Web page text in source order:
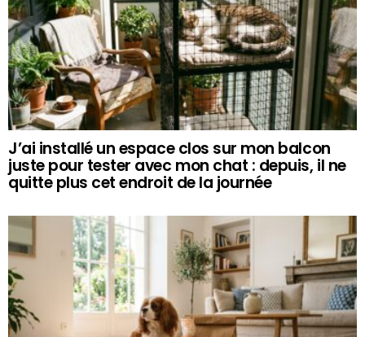
J’ai installé un espace clos sur mon balcon
juste pour tester avec mon chat : depuis, il ne
quitte plus cet endroit de la journée